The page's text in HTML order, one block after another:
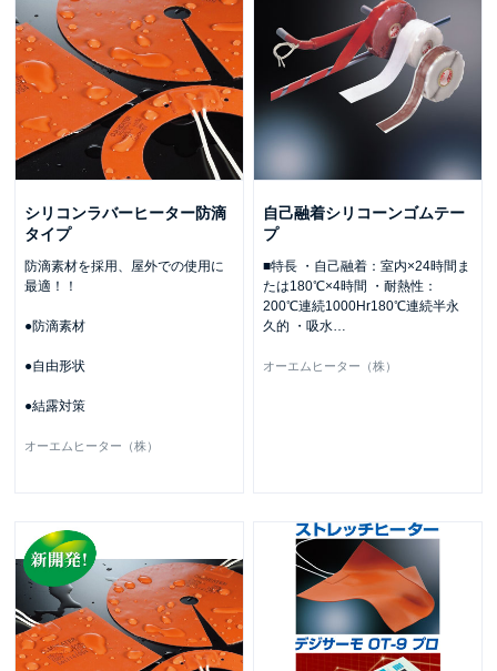
シリコンラバーヒーター防滴
タイプ
防滴素材を採用、屋外での使用に
最適！！
●防滴素材
●自由形状
●結露対策
オーエムヒーター（株）
自己融着シリコーンゴムテー
プ
■特長 ・自己融着：室内×24時間ま
たは180℃×4時間 ・耐熱性：
200℃連続1000Hr180℃連続半永
久的 ・吸水…
オーエムヒーター（株）